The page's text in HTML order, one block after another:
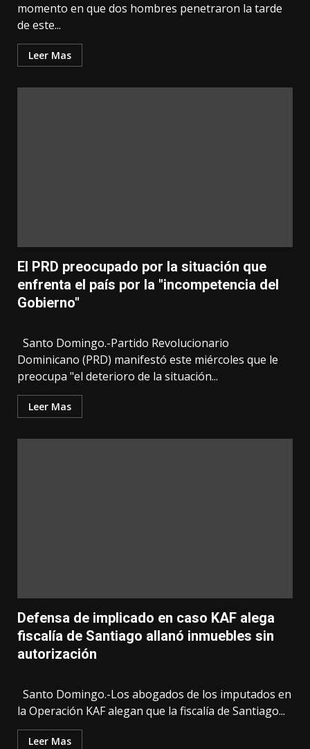
momento en que dos hombres penetraron la tarde
de este...
Leer Mas
El PRD preocupado por la situación que
enfrenta el país por la "incompetencia del
Gobierno"
Santo Domingo.-Partido Revolucionario
Dominicano (PRD) manifestó este miércoles que le
preocupa "el deterioro de la situación...
Leer Mas
Defensa de implicado en caso KAF alega
fiscalía de Santiago allanó inmuebles sin
autorización
Santo Domingo.-Los abogados de los imputados en
la Operación KAF alegan que la fiscalía de Santiago...
Leer Mas